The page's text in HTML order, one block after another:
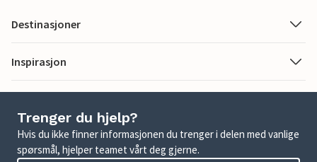
Destinasjoner
Inspirasjon
Trenger du hjelp?
Hvis du ikke finner informasjonen du trenger i delen med vanlige
spørsmål, hjelper teamet vårt deg gjerne.